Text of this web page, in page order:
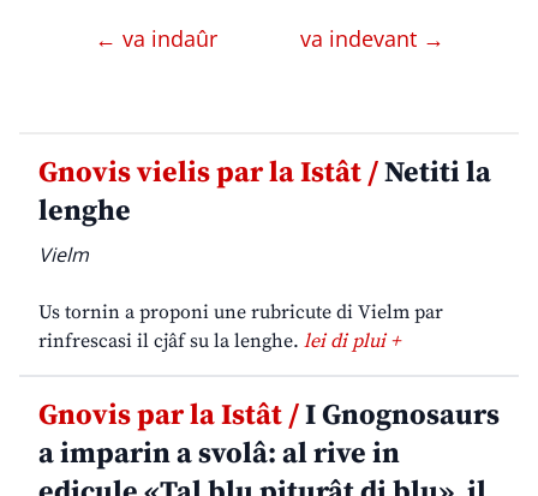
← va indaûr va indevant →
Gnovis vielis par la Istât /Netiti la
lenghe
Vielm
Us tornin a proponi une rubricute di Vielm par
rinfrescasi il cjâf su la lenghe. lei di plui +
Gnovis par la Istât /I Gnognosaurs
a imparin a svolâ: al rive in